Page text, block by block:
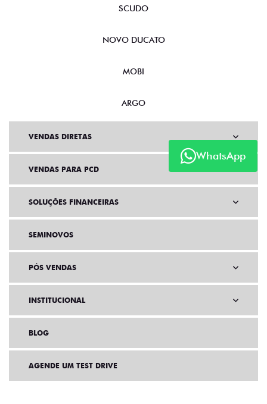
WhatsApp
SCUDO
NOVO DUCATO
MOBI
ARGO
VENDAS DIRETAS
VENDAS PARA PCD
SOLUÇÕES FINANCEIRAS
SEMINOVOS
PÓS VENDAS
INSTITUCIONAL
BLOG
AGENDE UM TEST DRIVE